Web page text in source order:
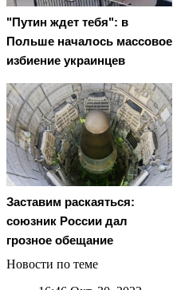
"Путин ждет тебя": в
Польше началось массовое
избиение украинцев
Заставим раскаяться:
союзник России дал
грозное обещание
Новости по теме